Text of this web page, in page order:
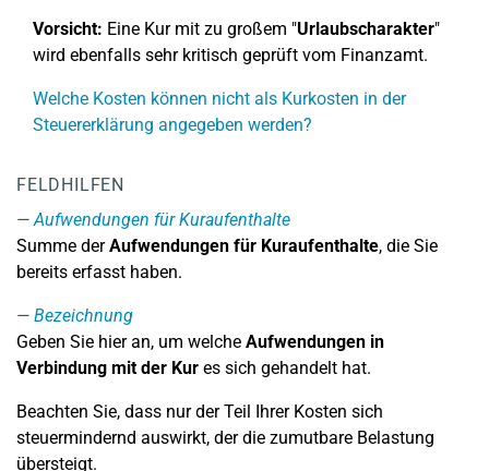
Vorsicht: Eine Kur mit zu großem "Urlaubscharakter"
wird ebenfalls sehr kritisch geprüft vom Finanzamt.
Welche Kosten können nicht als Kurkosten in der
Steuererklärung angegeben werden?
FELDHILFEN
Aufwendungen für Kuraufenthalte
Summe derAufwendungen für Kuraufenthalte, die Sie
bereits erfasst haben.
Bezeichnung
Geben Sie hier an, um welche Aufwendungen in
Verbindung mit der Kur es sich gehandelt hat.
Beachten Sie, dass nur der Teil Ihrer Kosten sich
steuermindernd auswirkt, der die zumutbare Belastung
übersteigt.